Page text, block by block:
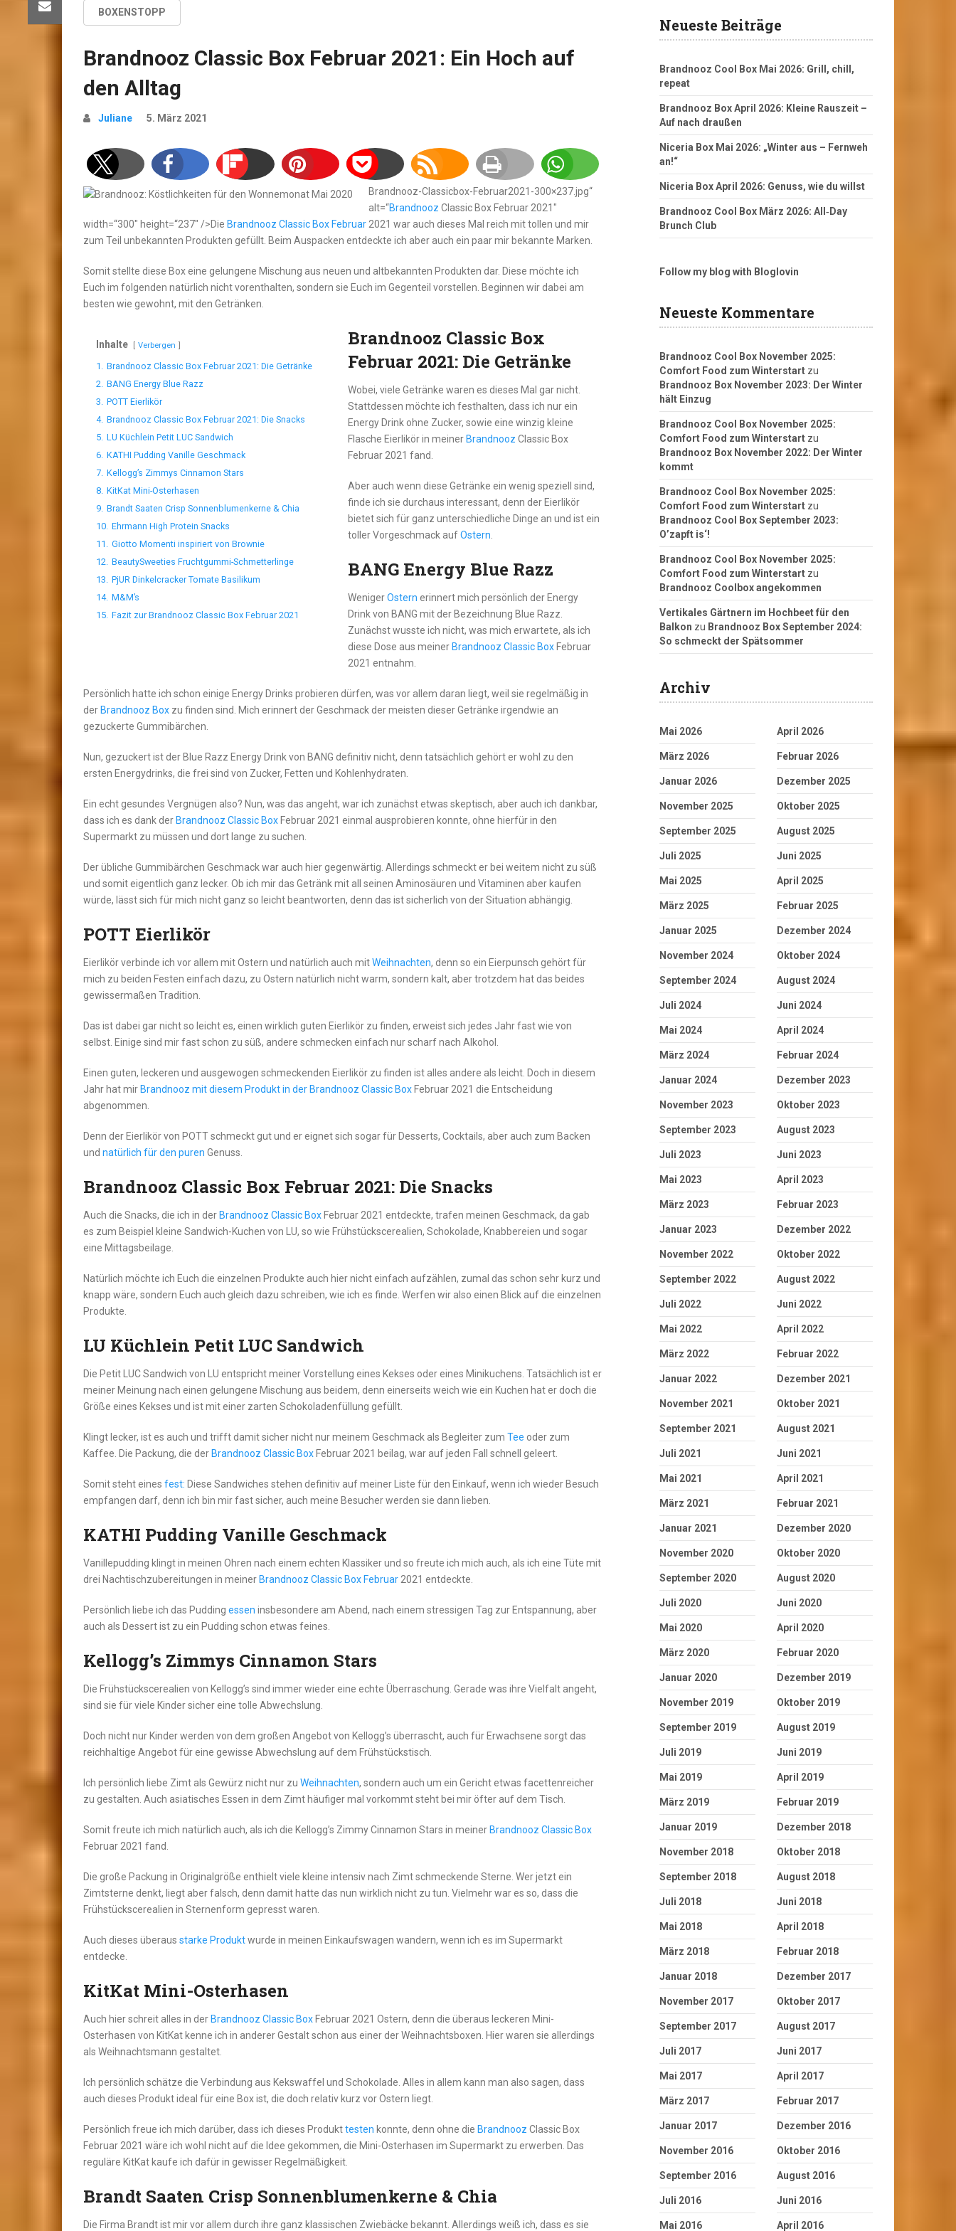
BOXENSTOPP
Brandnooz Classic Box Februar 2021: Ein Hoch auf
den Alltag
Juliane 5. März 2021
Brandnooz-Classicbox-Februar2021-300×237.jpg“
alt=“Brandnooz Classic Box Februar 2021″
width=“300″ height=“237″ />Die Brandnooz Classic Box Februar 2021 war auch dieses Mal reich mit tollen und mir
zum Teil unbekannten Produkten gefüllt. Beim Auspacken entdeckte ich aber auch ein paar mir bekannte Marken.
Somit stellte diese Box eine gelungene Mischung aus neuen und altbekannten Produkten dar. Diese möchte ich
Euch im folgenden natürlich nicht vorenthalten, sondern sie Euch im Gegenteil vorstellen. Beginnen wir dabei am
besten wie gewohnt, mit den Getränken.
Inhalte Verbergen
1. Brandnooz Classic Box Februar 2021: Die Getränke
2. BANG Energy Blue Razz
3. POTT Eierlikör
4. Brandnooz Classic Box Februar 2021: Die Snacks
5. LU Küchlein Petit LUC Sandwich
6. KATHI Pudding Vanille Geschmack
7. Kellogg’s Zimmys Cinnamon Stars
8. KitKat Mini-Osterhasen
9. Brandt Saaten Crisp Sonnenblumenkerne & Chia
10. Ehrmann High Protein Snacks
11. Giotto Momenti inspiriert von Brownie
12. BeautySweeties Fruchtgummi-Schmetterlinge
13. PjUR Dinkelcracker Tomate Basilikum
14. M&M’s
15. Fazit zur Brandnooz Classic Box Februar 2021
Brandnooz Classic Box
Februar 2021: Die Getränke
Wobei, viele Getränke waren es dieses Mal gar nicht.
Stattdessen möchte ich festhalten, dass ich nur ein
Energy Drink ohne Zucker, sowie eine winzig kleine
Flasche Eierlikör in meiner Brandnooz Classic Box
Februar 2021 fand.
Aber auch wenn diese Getränke ein wenig speziell sind,
finde ich sie durchaus interessant, denn der Eierlikör
bietet sich für ganz unterschiedliche Dinge an und ist ein
toller Vorgeschmack aufOstern
BANG Energy Blue Razz
WenigerOstern erinnert mich persönlich der Energy
Drink von BANG mit der Bezeichnung Blue Razz.
Zunächst wusste ich nicht, was mich erwartete, als ich
diese Dose aus meiner Brandnooz Classic Box Februar
2021 entnahm.
Persönlich hatte ich schon einige Energy Drinks probieren dürfen, was vor allem daran liegt, weil sie regelmäßig in
der Brandnooz Box zu finden sind. Mich erinnert der Geschmack der meisten dieser Getränke irgendwie an
gezuckerte Gummibärchen.
Nun, gezuckert ist der Blue Razz Energy Drink von BANG definitiv nicht, denn tatsächlich gehört er wohl zu den
ersten Energydrinks, die frei sind von Zucker, Fetten und Kohlenhydraten.
Ein echt gesundes Vergnügen also? Nun, was das angeht, war ich zunächst etwas skeptisch, aber auch ich dankbar,
dass ich es dank der Brandnooz Classic Box Februar 2021 einmal ausprobieren konnte, ohne hierfür in den
Supermarkt zu müssen und dort lange zu suchen.
Der übliche Gummibärchen Geschmack war auch hier gegenwärtig. Allerdings schmeckt er bei weitem nicht zu süß
und somit eigentlich ganz lecker. Ob ich mir das Getränk mit all seinen Aminosäuren und Vitaminen aber kaufen
würde, lässt sich für mich nicht ganz so leicht beantworten, denn das ist sicherlich von der Situation abhängig.
POTT Eierlikör
Eierlikör verbinde ich vor allem mit Ostern und natürlich auch mitWeihnachten, denn so ein Eierpunsch gehört für
mich zu beiden Festen einfach dazu, zu Ostern natürlich nicht warm, sondern kalt, aber trotzdem hat das beides
gewissermaßen Tradition.
Das ist dabei gar nicht so leicht es, einen wirklich guten Eierlikör zu finden, erweist sich jedes Jahr fast wie von
selbst. Einige sind mir fast schon zu süß, andere schmecken einfach nur scharf nach Alkohol.
Einen guten, leckeren und ausgewogen schmeckenden Eierlikör zu finden ist alles andere als leicht. Doch in diesem
Jahr hat mir Brandnooz mit diesem Produkt in der Brandnooz Classic Box Februar 2021 die Entscheidung
abgenommen.
Denn der Eierlikör von POTT schmeckt gut und er eignet sich sogar für Desserts, Cocktails, aber auch zum Backen
und natürlich für den puren Genuss.
Brandnooz Classic Box Februar 2021: Die Snacks
Auch die Snacks, die ich in der Brandnooz Classic Box Februar 2021 entdeckte, trafen meinen Geschmack, da gab
es zum Beispiel kleine Sandwich-Kuchen von LU, so wie Frühstückscerealien, Schokolade, Knabbereien und sogar
eine Mittagsbeilage.
Natürlich möchte ich Euch die einzelnen Produkte auch hier nicht einfach aufzählen, zumal das schon sehr kurz und
knapp wäre, sondern Euch auch gleich dazu schreiben, wie ich es finde. Werfen wir also einen Blick auf die einzelnen
Produkte.
LU Küchlein Petit LUC Sandwich
Die Petit LUC Sandwich von LU entspricht meiner Vorstellung eines Kekses oder eines Minikuchens. Tatsächlich ist er
meiner Meinung nach einen gelungene Mischung aus beidem, denn einerseits weich wie ein Kuchen hat er doch die
Größe eines Kekses und ist mit einer zarten Schokoladenfüllung gefüllt.
Klingt lecker, ist es auch und trifft damit sicher nicht nur meinem Geschmack als Begleiter zum Tee oder zum
Kaffee. Die Packung, die der Brandnooz Classic Box Februar 2021 beilag, war auf jeden Fall schnell geleert.
Somit steht eines fest: Diese Sandwiches stehen definitiv auf meiner Liste für den Einkauf, wenn ich wieder Besuch
empfangen darf, denn ich bin mir fast sicher, auch meine Besucher werden sie dann lieben.
KATHI Pudding Vanille Geschmack
Vanillepudding klingt in meinen Ohren nach einem echten Klassiker und so freute ich mich auch, als ich eine Tüte mit
drei Nachtischzubereitungen in meiner Brandnooz Classic Box Februar 2021 entdeckte.
Persönlich liebe ich das Pudding essen insbesondere am Abend, nach einem stressigen Tag zur Entspannung, aber
auch als Dessert ist zu ein Pudding schon etwas feines.
Kellogg’s Zimmys Cinnamon Stars
Die Frühstückscerealien von Kellogg’s sind immer wieder eine echte Überraschung. Gerade was ihre Vielfalt angeht,
sind sie für viele Kinder sicher eine tolle Abwechslung.
Doch nicht nur Kinder werden von dem großen Angebot von Kellogg’s überrascht, auch für Erwachsene sorgt das
reichhaltige Angebot für eine gewisse Abwechslung auf dem Frühstückstisch.
Ich persönlich liebe Zimt als Gewürz nicht nur zu Weihnachten, sondern auch um ein Gericht etwas facettenreicher
zu gestalten. Auch asiatisches Essen in dem Zimt häufiger mal vorkommt steht bei mir öfter auf dem Tisch.
Somit freute ich mich natürlich auch, als ich die Kellogg’s Zimmy Cinnamon Stars in meiner Brandnooz Classic Box
Februar 2021 fand.
Die große Packung in Originalgröße enthielt viele kleine intensiv nach Zimt schmeckende Sterne. Wer jetzt ein
Zimtsterne denkt, liegt aber falsch, denn damit hatte das nun wirklich nicht zu tun. Vielmehr war es so, dass die
Frühstückscerealien in Sternenform gepresst waren.
Auch dieses überaus starke Produktwurde in meinen Einkaufswagen wandern, wenn ich es im Supermarkt
entdecke.
KitKat Mini-Osterhasen
Auch hier schreit alles in der Brandnooz Classic Box Februar 2021 Ostern, denn die überaus leckeren Mini-
Osterhasen von KitKat kenne ich in anderer Gestalt schon aus einer der Weihnachtsboxen. Hier waren sie allerdings
als Weihnachtsmann gestaltet.
Ich persönlich schätze die Verbindung aus Kekswaffel und Schokolade. Alles in allem kann man also sagen, dass
auch dieses Produkt ideal für eine Box ist, die doch relativ kurz vor Ostern liegt.
Persönlich freue ich mich darüber, dass ich dieses Produkttesten konnte, denn ohne die Brandnooz Classic Box
Februar 2021 wäre ich wohl nicht auf die Idee gekommen, die Mini-Osterhasen im Supermarkt zu erwerben. Das
reguläre KitKat kaufe ich dafür in gewisser Regelmäßigkeit.
Brandt Saaten Crisp Sonnenblumenkerne & Chia
Die Firma Brandt ist mir vor allem durch ihre ganz klassischen Zwiebäcke bekannt. Allerdings weiß ich, dass es sie
Neueste Beiträge
Brandnooz Cool Box Mai 2026: Grill, chill,
repeat
Brandnooz Box April 2026: Kleine Rauszeit –
Auf nach draußen
Niceria Box Mai 2026: „Winter aus – Fernweh
an!“
Niceria Box April 2026: Genuss, wie du willst
Brandnooz Cool Box März 2026: All‑Day
Brunch Club
Follow my blog with Bloglovin
Neueste Kommentare
Brandnooz Cool Box November 2025:
Comfort Food zum Winterstart zu
Brandnooz Box November 2023: Der Winter
hält Einzug
Brandnooz Cool Box November 2025:
Comfort Food zum Winterstart zu
Brandnooz Box November 2022: Der Winter
kommt
Brandnooz Cool Box November 2025:
Comfort Food zum Winterstart zu
Brandnooz Cool Box September 2023:
O’zapft is‘!
Brandnooz Cool Box November 2025:
Comfort Food zum Winterstart zu
Brandnooz Coolbox angekommen
Vertikales Gärtnern im Hochbeet für den
Balkon zu Brandnooz Box September 2024:
So schmeckt der Spätsommer
Archiv
Mai 2026 April 2026
März 2026 Februar 2026
Januar 2026 Dezember 2025
November 2025 Oktober 2025
September 2025 August 2025
Juli 2025 Juni 2025
Mai 2025 April 2025
März 2025 Februar 2025
Januar 2025 Dezember 2024
November 2024 Oktober 2024
September 2024 August 2024
Juli 2024 Juni 2024
Mai 2024 April 2024
März 2024 Februar 2024
Januar 2024 Dezember 2023
November 2023 Oktober 2023
September 2023 August 2023
Juli 2023 Juni 2023
Mai 2023 April 2023
März 2023 Februar 2023
Januar 2023 Dezember 2022
November 2022 Oktober 2022
September 2022 August 2022
Juli 2022 Juni 2022
Mai 2022 April 2022
März 2022 Februar 2022
Januar 2022 Dezember 2021
November 2021 Oktober 2021
September 2021 August 2021
Juli 2021 Juni 2021
Mai 2021 April 2021
März 2021 Februar 2021
Januar 2021 Dezember 2020
November 2020 Oktober 2020
September 2020 August 2020
Juli 2020 Juni 2020
Mai 2020 April 2020
März 2020 Februar 2020
Januar 2020 Dezember 2019
November 2019 Oktober 2019
September 2019 August 2019
Juli 2019 Juni 2019
Mai 2019 April 2019
März 2019 Februar 2019
Januar 2019 Dezember 2018
November 2018 Oktober 2018
September 2018 August 2018
Juli 2018 Juni 2018
Mai 2018 April 2018
März 2018 Februar 2018
Januar 2018 Dezember 2017
November 2017 Oktober 2017
September 2017 August 2017
Juli 2017 Juni 2017
Mai 2017 April 2017
März 2017 Februar 2017
Januar 2017 Dezember 2016
November 2016 Oktober 2016
September 2016 August 2016
Juli 2016 Juni 2016
Mai 2016 April 2016